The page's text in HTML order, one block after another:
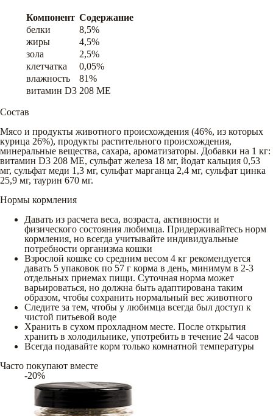
Компонент Содержание
белки
8,5%
жиры
4,5%
зола
2,5%
клетчатка
0,05%
влажность
81%
витамин D3 208 ME
Состав
Мясо и продукты животного происхождения (46%, из которых
курица 26%), продукты растительного происхождения,
минеральные вещества, сахара, ароматизаторы. Добавки на 1 кг:
витамин D3 208 МЕ, сульфат железа 18 мг, йодат кальция 0,53
мг, сульфат меди 1,3 мг, сульфат марганца 2,4 мг, сульфат цинка
25,9 мг, таурин 670 мг.
Нормы кормления
Давать из расчета веса, возраста, активности и
физического состояния любимца. Придерживайтесь норм
кормления, но всегда учитывайте индивидуальные
потребности организма кошки
Взрослой кошке со средним весом 4 кг рекомендуется
давать 5 упаковок по 57 г корма в день, минимум в 2-3
отдельных приемах пищи. Суточная норма может
варьироваться, но должна быть адаптирована таким
образом, чтобы сохранить нормальный вес животного
Следите за тем, чтобы у любимца всегда был доступ к
чистой питьевой воде
Хранить в сухом прохладном месте. После открытия
хранить в холодильнике, употребить в течение 24 часов
Всегда подавайте корм только комнатной температуры
Часто покупают вместе
-20%